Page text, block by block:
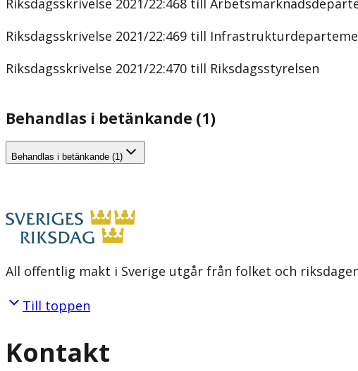
Riksdagsskrivelse 2021/22:469 till
Riksdagsskrivelse 2021/22:470 till Riksdagsstyrelsen
Behandlas i betänkande (1)
Behandlas i betänkande (1)
All offentlig makt i Sverige utgår från folket och
Till toppen
Kontakt